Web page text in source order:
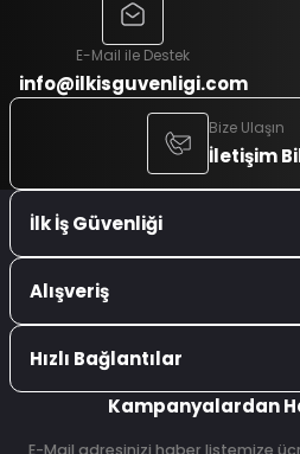
E-Mail ile Destek
info@ilkisguvenligi.com
Bize Ulaşın
İletişim
İlk İş Güvenliği
Alışveriş
Hızlı Bağlantılar
Kampanyalardan